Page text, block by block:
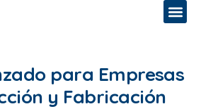
para Empresas
y Fabricación